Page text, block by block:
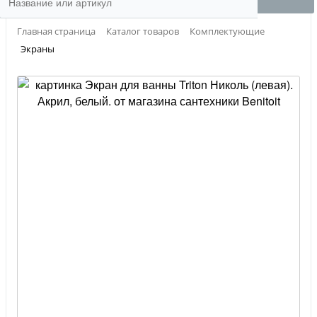
Главная страница Каталог товаров
Комплектующие
Экраны